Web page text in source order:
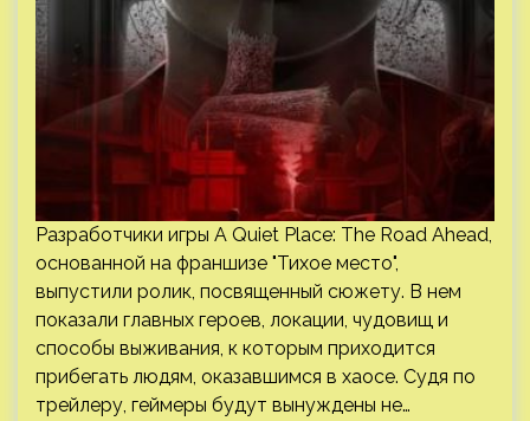
Разработчики игры A Quiet Place: The Road Ahead,
основанной на франшизе "Тихое место",
выпустили ролик, посвященный сюжету. В нем
показали главных героев, локации, чудовищ и
способы выживания, к которым приходится
прибегать людям, оказавшимся в хаосе. Судя по
трейлеру, геймеры будут вынуждены не…